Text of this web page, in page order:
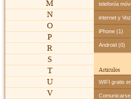
M
N
O
P
R
S
T
U
V
telefonía
internet y
iPhone (1)
Android (0)
Artículos
WIFI gratis